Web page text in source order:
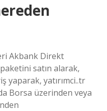
Akbank Direkt
satın alarak,
yaparak, yatırımci..tr
Borsa üzerinden veya